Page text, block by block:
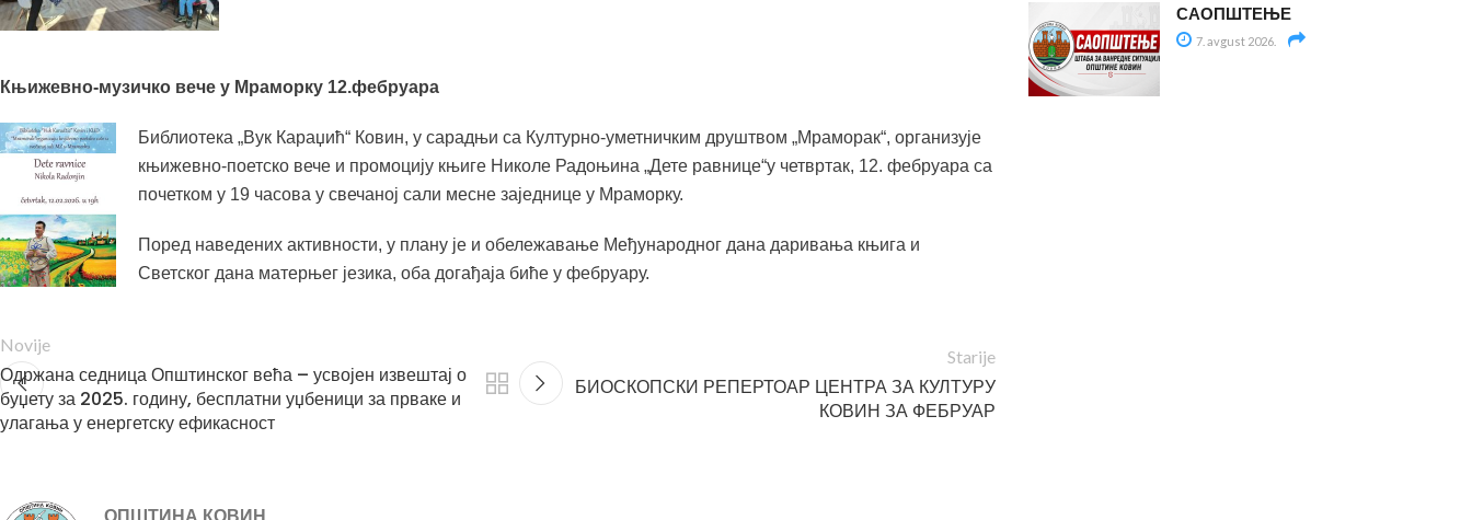
Књижевно-музичко вече у Мраморку 12.фебруара
Библиотека „Вук Караџић“ Ковин, у сарадњи са Културно-уметничким друштвом „Мраморак“, организује
књижевно-поетско вече и промоцију књиге Николе Радоњина „Дете равнице“у четвртак, 12. фебруара са
почетком у 19 часова у свечаној сали месне заједнице у Мраморку.
Поред наведених активности, у плану је и обележавање Међународног дана даривања књига и
Светског дана матерњег језика, оба догађаја биће у фебруару.
Novije
Одржана седница Општинског већа – усвојен извештај о
буџету за 2025. годину, бесплатни уџбеници за прваке и
улагања у енергетску ефикасност
Starije
БИОСКОПСКИ РЕПЕРТОАР ЦЕНТРА ЗА КУЛТУРУ
КОВИН ЗА ФЕБРУАР
САОПШТЕЊЕ
7. avgust 2026.